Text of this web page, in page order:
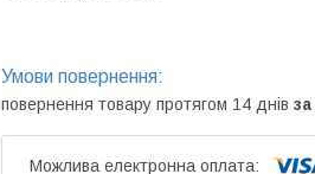
повернення товару протягом 14 днів